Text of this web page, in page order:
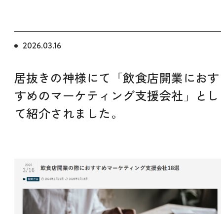
2026.03.16
居抜きの神様にて「飲食店開業におす
すめのマーケティング支援会社」とし
て紹介されました。